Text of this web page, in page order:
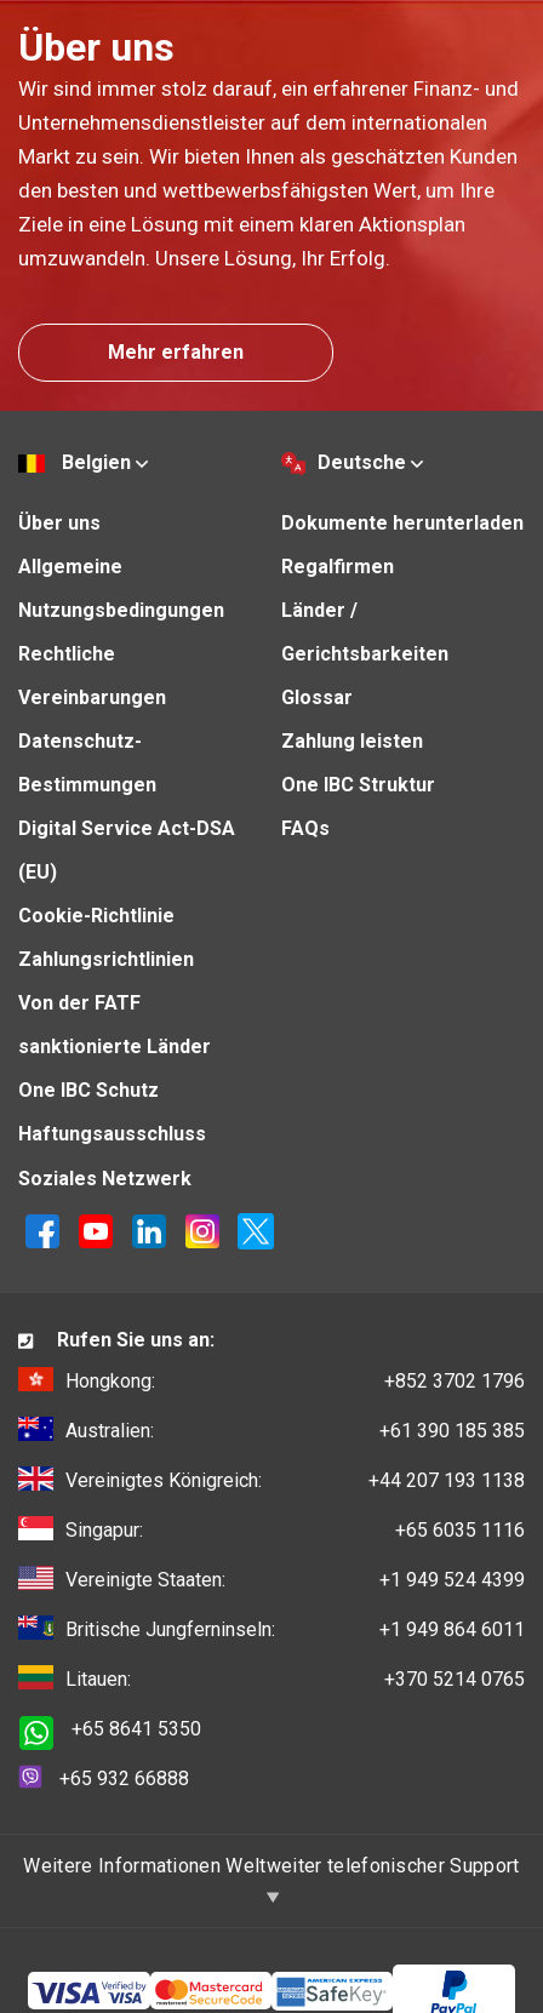
Über uns
Wir sind immer stolz darauf, ein erfahrener Finanz- und
Unternehmensdienstleister auf dem internationalen
Markt zu sein. Wir bieten Ihnen als geschätzten Kunden
den besten und wettbewerbsfähigsten Wert, um Ihre
Ziele in eine Lösung mit einem klaren Aktionsplan
umzuwandeln. Unsere Lösung, Ihr Erfolg.
Mehr erfahren
Belgien Deutsche
Über uns
Allgemeine
Nutzungsbedingungen
Rechtliche
Vereinbarungen
Datenschutz-
Bestimmungen
Digital Service Act-DSA
(EU)
Cookie-Richtlinie
Zahlungsrichtlinien
Von der FATF
sanktionierte Länder
One IBC Schutz
Haftungsausschluss
Dokumente herunterladen
Regalfirmen
Länder /
Gerichtsbarkeiten
Glossar
Zahlung leisten
One IBC Struktur
FAQs
Soziales Netzwerk
Rufen Sie uns an:
Hongkong:
+852 3702 1796
Australien: +61 390 185 385
Vereinigtes Königreich: +44 207 193 1138
Singapur: +65 6035 1116
Vereinigte Staaten: +1 949 524 4399
Britische Jungferninseln: +1 949 864 6011
Litauen: +370 5214 0765
+65 8641 5350
+65 932 66888
Weitere Informationen Weltweiter telefonischer Support